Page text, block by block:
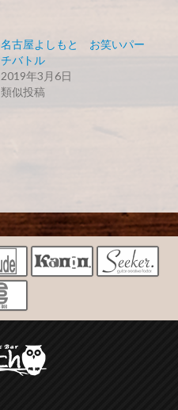
名古屋よしもと お笑いパー
チバトル
2019年3月6日
類似投稿